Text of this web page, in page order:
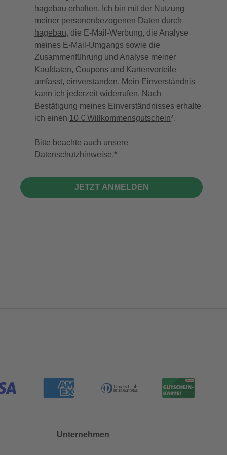
hagebau erhalten. Ich bin mit der Nutzung
meiner personenbezogenen Daten durch
hagebau, die E-Mail-Werbung, die Analyse
meines E-Mail-Umgangs sowie die
Zusammenführung und Analyse meiner
Kaufdaten, Coupons und Kartenvorteile
umfasst, einverstanden. Mein Einverständnis
kann ich jederzeit widerrufen. Nach
Bestätigung meines Einverständnisses erhalte
ich einen 10 € Willkommensgutschein*.
Bitte beachte auch unsere
Datenschutzhinweise.
JETZT ANMELDEN
Unternehmen